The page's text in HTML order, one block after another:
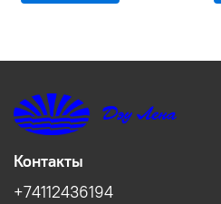
Контакты
+74112436194